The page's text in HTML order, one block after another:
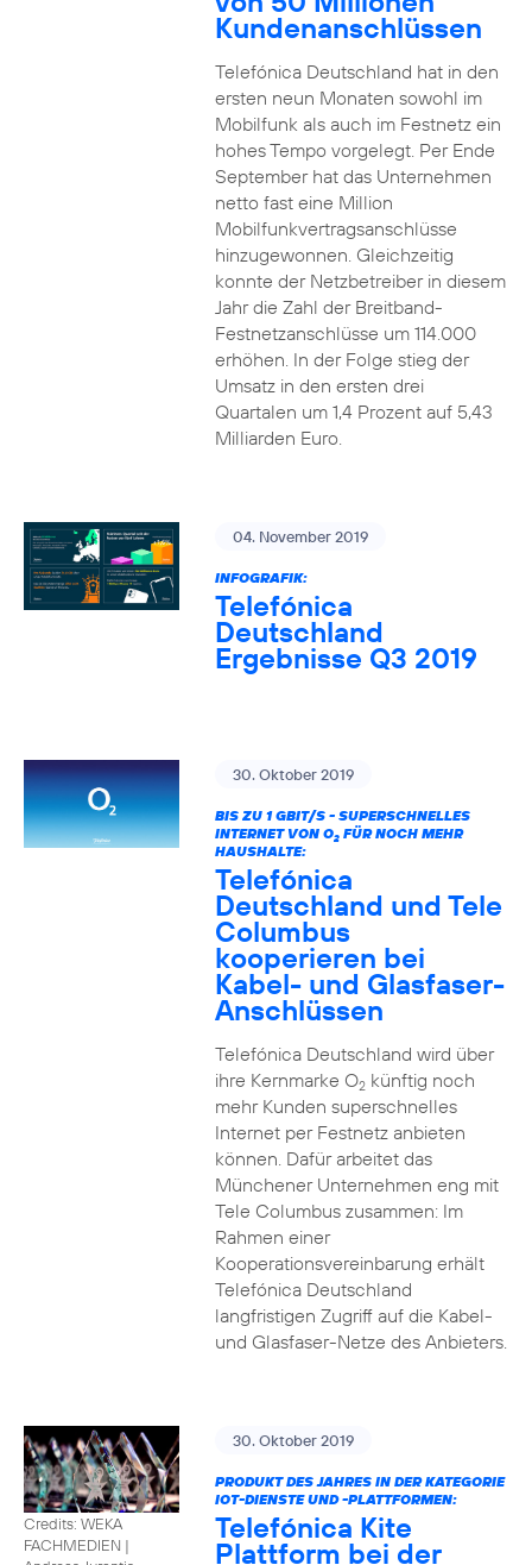
Kundenanschlüssen
Telefónica Deutschland hat in den
ersten neun Monaten sowohl im
Mobilfunk als auch im Festnetz ein
hohes Tempo vorgelegt. Per Ende
September hat das Unternehmen
netto fast eine Million
Mobilfunkvertragsanschlüsse
hinzugewonnen. Gleichzeitig
konnte der Netzbetreiber in diesem
Jahr die Zahl der Breitband-
Festnetzanschlüsse um 114.000
erhöhen. In der Folge stieg der
Umsatz in den ersten drei
Quartalen um 1,4 Prozent auf 5,43
Milliarden Euro.
04. November 2019
INFOGRAFIK:
Telefónica
Deutschland
Ergebnisse Q3 2019
30. Oktober 2019
BIS ZU 1 GBIT/S - SUPERSCHNELLES
INTERNET VON O2FÜR NOCH MEHR
HAUSHALTE:
Telefónica
Deutschland und Tele
Columbus
kooperieren bei
Kabel- und Glasfaser-
Anschlüssen
Telefónica Deutschland wird über
ihre Kernmarke O2künftig noch
mehr Kunden superschnelles
Internet per Festnetz anbieten
können. Dafür arbeitet das
Münchener Unternehmen eng mit
Tele Columbus zusammen: Im
Rahmen einer
Kooperationsvereinbarung erhält
Telefónica Deutschland
langfristigen Zugriff auf die Kabel-
und Glasfaser-Netze des Anbieters.
Credits: WEKA
FACHMEDIEN |
30. Oktober 2019
PRODUKT DES JAHRES IN DER KATEGORIE
IOT-DIENSTE UND -PLATTFORMEN:
Telefónica Kite
Plattform bei der